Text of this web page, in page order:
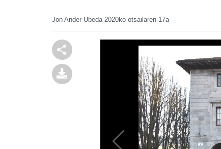
Jon Ander Ubeda 2020ko otsailaren 17a